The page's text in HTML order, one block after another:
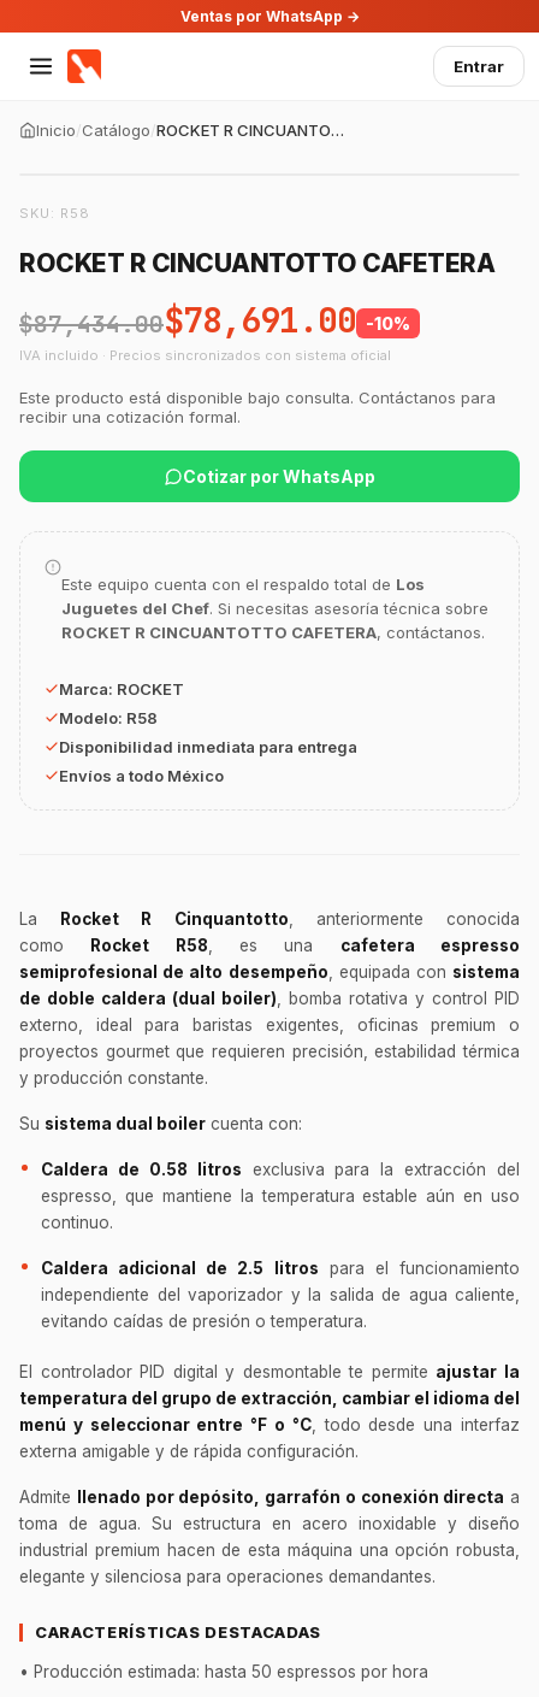
Ventas por WhatsApp →
Entrar
Inicio/Catálogo/ ROCKET R CINCUANTOTTO CAFETERA
SKU: R58
ROCKET R CINCUANTOTTO CAFETERA
$87,434.00$78,691.00 -10%
IVA incluido · Precios sincronizados con sistema oficial
Este producto está disponible bajo consulta. Contáctanos para
recibir una cotización formal.
Cotizar por WhatsApp
Este equipo cuenta con el respaldo total de Los
Juguetes del Chef. Si necesitas asesoría técnica sobre
ROCKET R CINCUANTOTTO CAFETERA, contáctanos.
Marca: ROCKET
Modelo: R58
Disponibilidad inmediata para entrega
Envíos a todo México
La Rocket R Cinquantotto , anteriormente conocida
como Rocket R58 , es una cafetera espresso
semiprofesional de alto desempeño , equipada con sistema
de doble caldera (dual boiler) , bomba rotativa y control PID
externo, ideal para baristas exigentes, oficinas premium o
proyectos gourmet que requieren precisión, estabilidad térmica
y producción constante.
Su sistema dual boiler cuenta con:
Caldera de 0.58 litros exclusiva para la extracción del
espresso, que mantiene la temperatura estable aún en uso
continuo.
Caldera adicional de 2.5 litros para el funcionamiento
independiente del vaporizador y la salida de agua caliente,
evitando caídas de presión o temperatura.
El controlador PID digital y desmontable te permite ajustar la
temperatura del grupo de extracción, cambiar el idioma del
menú y seleccionar entre °F o °C, todo desde una interfaz
externa amigable y de rápida configuración.
Admite llenado por depósito, garrafón o conexión directa a
toma de agua. Su estructura en acero inoxidable y diseño
industrial premium hacen de esta máquina una opción robusta,
elegante y silenciosa para operaciones demandantes.
CARACTERÍSTICAS DESTACADAS
• Producción estimada: hasta 50 espressos por hora
GastroBot
equipamiento o utensilios?
Buscar estufas industriales
Ver uniformes y filipinas
Métodos de envío y entrega
Ver sucursales y contacto